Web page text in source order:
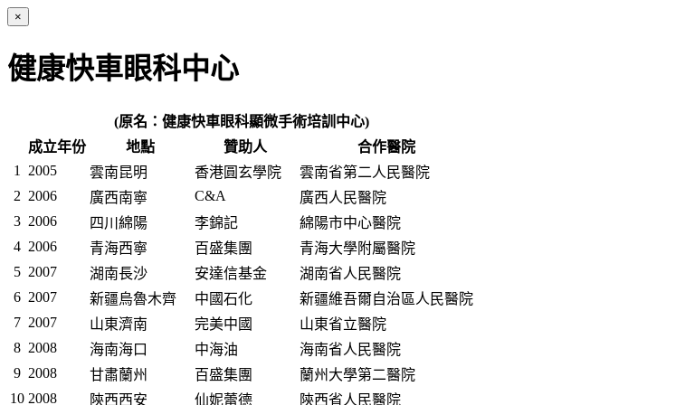
×
健康快車眼科中心
(原名：健康快車眼科顯微手術培訓中心)
成立年份
地點 贊助人
合作醫院
1
2005 雲南昆明 香港圓玄學院
雲南省第二人民醫院
2 2006 廣西南寧 C&A
廣西人民醫院
3 2006 四川綿陽 李錦記
綿陽市中心醫院
4 2006 青海西寧 百盛集團
青海大學附屬醫院
5 2007 湖南長沙 安達信基金
湖南省人民醫院
6 2007 新疆烏魯木齊 中國石化
新疆維吾爾自治區人民醫院
7 2007 山東濟南 完美中國
山東省立醫院
8 2008 海南海口 中海油
海南省人民醫院
9 2008 甘肅蘭州 百盛集團
蘭州大學第二醫院
10 2008 陝西西安 仙妮蕾德 陝西省人民醫院